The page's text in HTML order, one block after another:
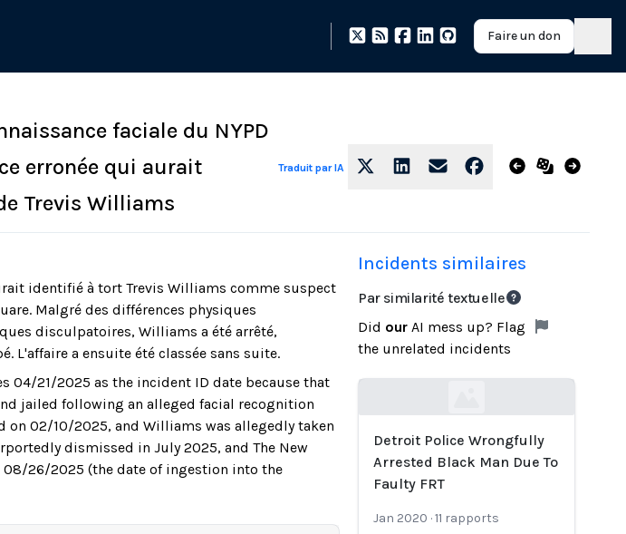
Faire un don
faciale du NYPD
erronée qui aurait
Trevis Williams
Traduit par IA
identifié à tort Trevis Williams comme suspect
Malgré des différences physiques
disculpatoires, Williams a été arrêté,
L'affaire a ensuite été classée sans suite.
04/21/2025 as the incident ID date because that
jailed following an alleged facial recognition
02/10/2025, and Williams was allegedly taken
dismissed in July 2025, and The New
08/26/2025 (the date of ingestion into the
Incidents similaires
Par similarité textuelle
Did our AI mess up? Flag
the unrelated incidents
Detroit Police Wrongfully
Arrested Black Man Due To
Faulty FRT
Jan 2020 ·11 rapports